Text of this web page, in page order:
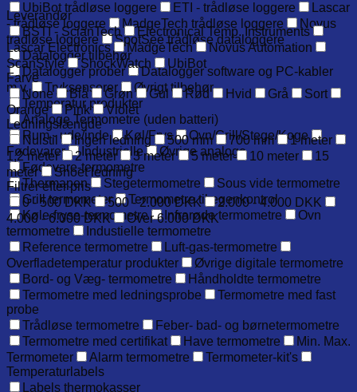
UbiBot trådløse loggere
ETI - trådløse loggere
Lascar
- trådløse loggere
MadgeTech trådløse loggere
Novus
trådløse loggere
SpotSee trådløse dataloggere
Datalogger tilbehør
Datalogger prober
Datalogger software og PC-kabler
m.v.
Tryksensorer
Øvrigt tilbehør
Temperatur produkter
Analoge Termometre (uden batteri)
Rum - ude/inde
Køl/Frys
Ovn/Grill/Stege/Koge
Fødevarer
Industrielle
Øvrige analoge
Fødevare-termometre
Thermapen
Stegetermometre
Sous vide termometre
Grill termometer
Termometre til egenkontrol
Køle-fryse-termometre
Infrarøde termometre
Ovn
termometre
Industielle termometre
Reference termometre
Luft-gas-termometre
Overfladetemperatur produkter
Øvrige digitale termometre
Bord- og Væg- termometre
Håndholdte termometre
Termometre med ledningsprobe
Termometre med fast
probe
Trådløse termometre
Feber- bad- og børnetermometre
Termometre med certifikat
Have termometre
Min. Max.
Termometer
Alarm termometre
Termometer-kit's
Temperaturlabels
Labels thermokasser
Leverandør
BSTI - ScianTech
Electronical Temp. Instruments
Lascar Electronics
MadgeTech
Novus Automation
ScanStyle
ShockWatch
UbiBot
Farve
None
Blå Grøn Gul Rød Hvid Grå
Sort
Orange
Pink
Violet
Ledningslængde
Nulstil
Ingen ledning 500 mm 700 mm
1 meter
1,2 meter
2 meter 3 meter 5 meter 10 meter
15
meter
Snoet ledning
Filtrer efter pris
0 - 500 DKK
500 - 2.000 DKK
2.000 - 4.000 DKK
4.000 - 6.000 DKK
Over 6.000 DKK